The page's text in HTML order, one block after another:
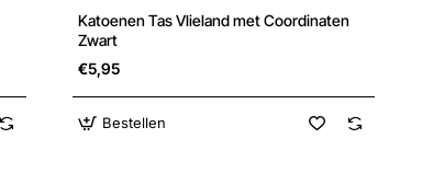
Katoenen Tas Vlieland met Coordinaten
Zwart
€5,95
Bestellen